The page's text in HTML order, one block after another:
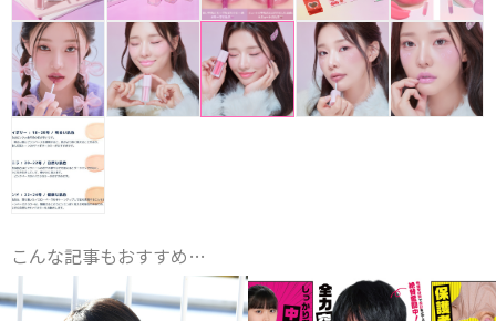
こんな記事もおすすめ…